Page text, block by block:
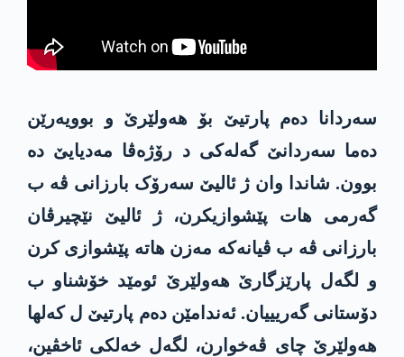
سەردانا دەم پارتیێ بۆ ھەولێرێ و بوویەرێن
دەما سەردانێ گەلەکی د رۆژەڤا مەدیایێ دە
بوون. شاندا وان ژ ئالیێ سەرۆک بارزانی ڤە ب
گەرمی ھات پێشوازیکرن، ژ ئالیێ نێچیرڤان
بارزانی ڤە ب ڤیانەکە مەزن ھاتە پێشوازی کرن
و لگەل پارێزگارێ ھەولێرێ ئومێد خۆشناو ب
دۆستانی گەریییان. ئەندامێن دەم پارتیێ ل کەلھا
ھەولێرێ چای ڤەخوارن، لگەل خەلکی ئاخڤین،